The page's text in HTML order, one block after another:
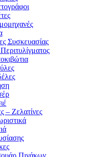
Συσκευασίας
– Ζελατίνες